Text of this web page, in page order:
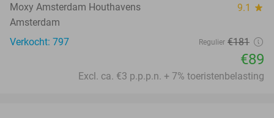
Moxy Amsterdam Houthavens 9.1 star
Amsterdam
Verkocht: 797
Regulier €181
€89
Excl. ca. €3 p.p.p.n. + 7% toeristenbelasting